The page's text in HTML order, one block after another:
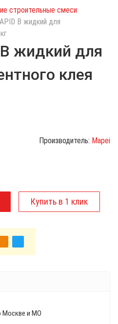
строительные смеси
B жидкий для
B жидкий для
клея
Производитель: Mapei
Москве и МО